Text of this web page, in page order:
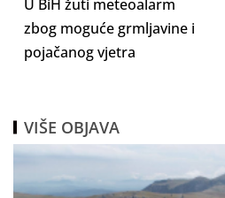
U BiH žuti meteoalarm
zbog moguće grmljavine i
pojačanog vjetra
VIŠE OBJAVA